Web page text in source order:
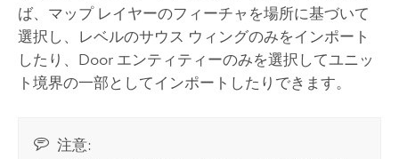
ば、マップ レイヤーのフィーチャを場所に基づいて
選択し、レベルのサウス ウィングのみをインポート
したり、Door エンティティーのみを選択してユニッ
ト境界の一部としてインポートしたりできます。
注意: